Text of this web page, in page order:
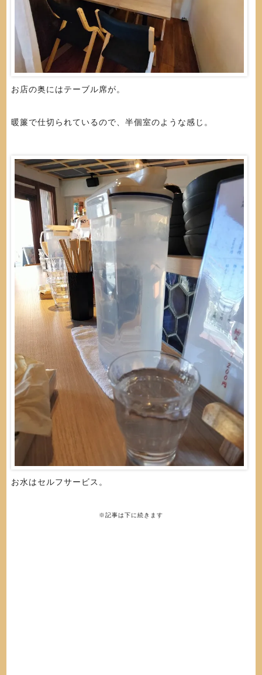
お店の奥にはテーブル席が。
暖簾で仕切られているので、半個室のような感じ。
お水はセルフサービス。
※記事は下に続きます